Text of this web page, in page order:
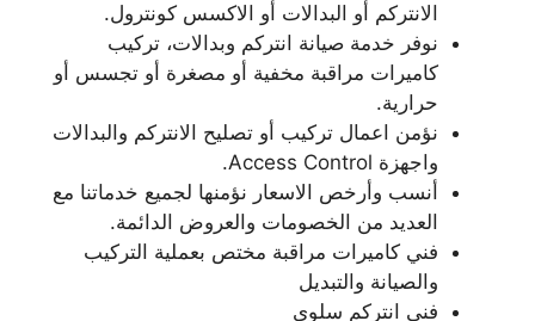
الانتركم أو البدالات أو الاكسس كونترول.
نوفر خدمة صيانة انتركم وبدالات، تركيب
كاميرات مراقبة مخفية أو مصغرة أو تجسس أو
حرارية.
نؤمن اعمال تركيب أو تصليح الانتركم والبدالات
واجهزة Access Control.
أنسب وأرخص الاسعار نؤمنها لجميع خدماتنا مع
العديد من الخصومات والعروض الدائمة.
فني كاميرات مراقبة مختص بعملية التركيب
والصيانة والتبديل
فني انتركم سلوى